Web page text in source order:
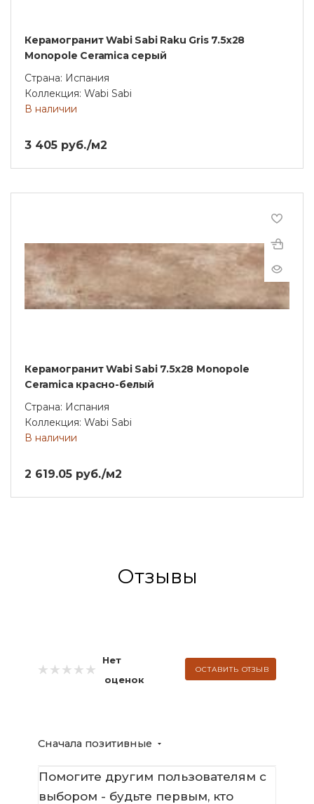
Керамогранит Wabi Sabi Raku Gris 7.5x28
Monopole Ceramica серый
Страна: Испания
Коллекция: Wabi Sabi
В наличии
3 405 руб./м2
Керамогранит Wabi Sabi 7.5x28 Monopole
Ceramica красно-белый
Страна: Испания
Коллекция: Wabi Sabi
В наличии
2 619.05 руб./м2
Отзывы
Нет
оценок
ОСТАВИТЬ ОТЗЫВ
Сначала позитивные
Помогите другим пользователям с
выбором - будьте первым, кто